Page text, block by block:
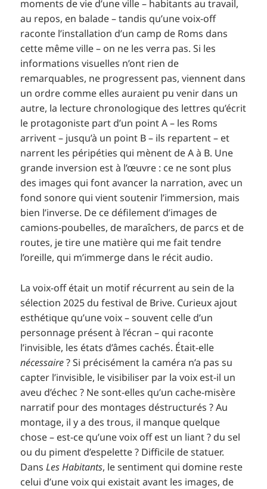
moments de vie d’une ville – habitants au travail,
au repos, en balade – tandis qu’une voix-off
raconte l’installation d’un camp de Roms dans
cette même ville – on ne les verra pas. Si les
informations visuelles n’ont rien de
remarquables, ne progressent pas, viennent dans
un ordre comme elles auraient pu venir dans un
autre, la lecture chronologique des lettres qu’écrit
le protagoniste part d’un point A – les Roms
arrivent – jusqu’à un point B – ils repartent – et
narrent les péripéties qui mènent de A à B. Une
grande inversion est à l’œuvre : ce ne sont plus
des images qui font avancer la narration, avec un
fond sonore qui vient soutenir l’immersion, mais
bien l’inverse. De ce défilement d’images de
camions-poubelles, de maraîchers, de parcs et de
routes, je tire une matière qui me fait tendre
l’oreille, qui m’immerge dans le récit audio.
La voix-off était un motif récurrent au sein de la
sélection 2025 du festival de Brive. Curieux ajout
esthétique qu’une voix – souvent celle d’un
personnage présent à l’écran – qui raconte
l’invisible, les états d’âmes cachés. Était-elle
nécessaire? Si précisément la caméra n’a pas su
capter l’invisible, le visibiliser par la voix est-il un
aveu d’échec ? Ne sont-elles qu’un cache-misère
narratif pour des montages déstructurés ? Au
montage, il y a des trous, il manque quelque
chose – est-ce qu’une voix off est un liant ? du sel
ou du piment d’espelette ? Difficile de statuer.
DansLes Habitants, le sentiment qui domine reste
celui d’une voix qui existait avant les images, de